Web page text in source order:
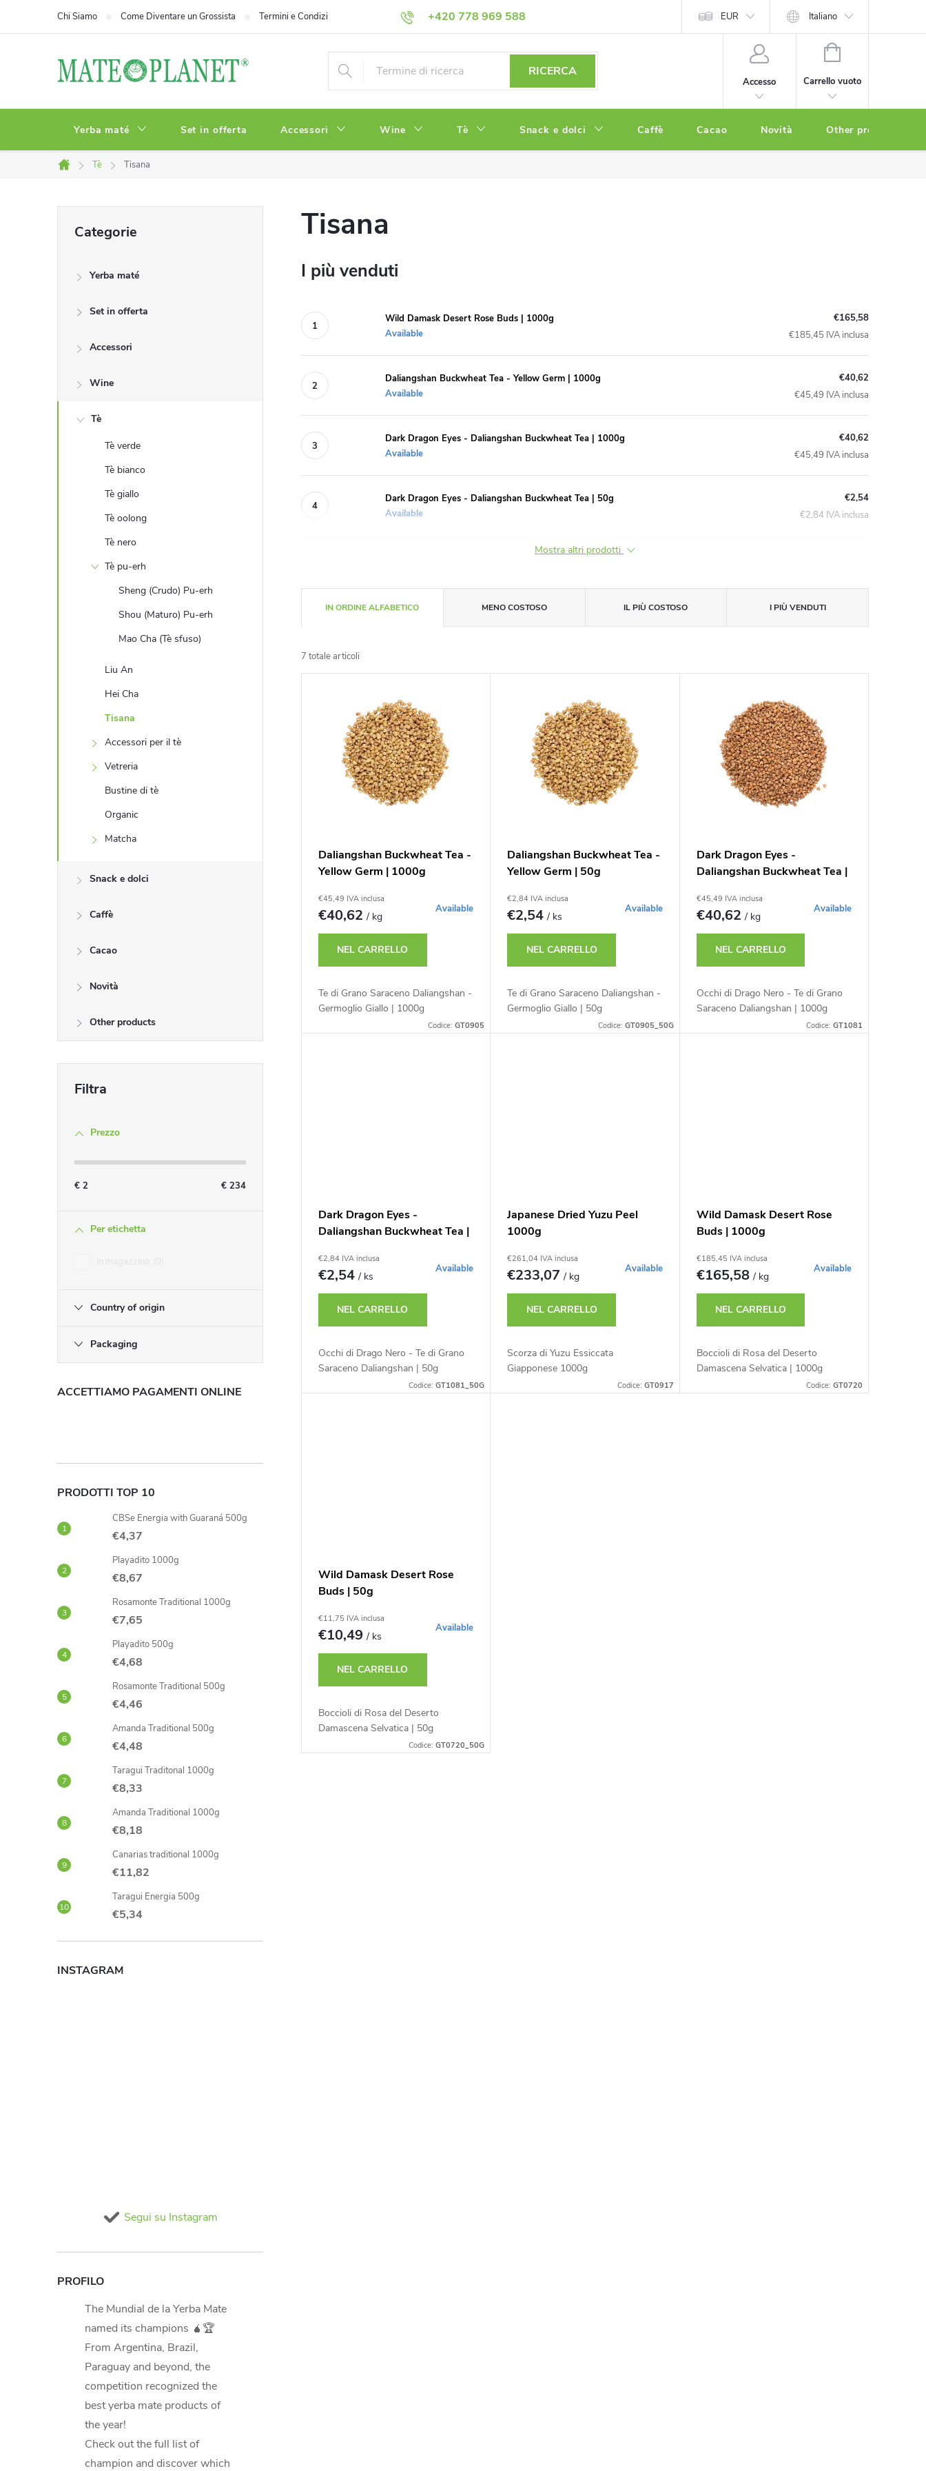
+420 778 969 588
Chi Siamo Come Diventare un Grossista Termini e Condizioni Informativa sulla Privacy EUR Italiano
RICERCA
Accesso
CARRELLO
SPESA
Carrello vuoto
Yerba maté Set in offerta Accessori Wine Tè Snack e dolci Caffè Cacao Novità Other products
Casa
Tè Tisana
l
Categorie
Yerba maté
Set in offerta
Accessori
Wine
Tè
Tè verde
Tè bianco
Tè giallo
Tè oolong
Tè nero
Tè pu-erh
Sheng (Crudo) Pu-erh
Shou (Maturo) Pu-erh
Mao Cha (Tè sfuso)
Liu An
Hei Cha
Tisana
Accessori per il tè
Vetreria
Bustine di tè
Organic
Matcha
Snack e dolci
Caffè
Cacao
Novità
Other products
Prezzo
€ 2 € 234
Per etichetta
Country of origin
Packaging
ACCETTIAMO PAGAMENTI ONLINE
PRODOTTI TOP 10
CBSe Energia with Guaraná 500g
€4,37
Playadito 1000g
€8,67
Rosamonte Traditional 1000g
€7,65
Playadito 500g
€4,68
Rosamonte Traditional 500g
€4,46
Amanda Traditional 500g
€4,48
Taragui Traditonal 1000g
€8,33
Amanda Traditional 1000g
€8,18
Canarias traditional 1000g
€11,82
Taragui Energia 500g
€5,34
INSTAGRAM
Segui su Instagram
PROFILO
The Mundial de la Yerba Mate
named its champions 🧉🏆
From Argentina, Brazil,
Paraguay and beyond, the
competition recognized the
best yerba mate products of
the year!
Check out the full list of
champion and discover which
Tisana
I più venduti
Wild Damask Desert Rose Buds | 1000g
Available
€165,58
€185,45 IVA inclusa
Daliangshan Buckwheat Tea - Yellow Germ | 1000g
Available
€40,62
€45,49 IVA inclusa
Dark Dragon Eyes - Daliangshan Buckwheat Tea | 1000g
Available
€40,62
€45,49 IVA inclusa
Dark Dragon Eyes - Daliangshan Buckwheat Tea | 50g
Available
€2,54
€2,84 IVA inclusa
Mostra altri prodotti
r
d
IN ORDINE ALFABETICO MENO COSTOSO IL PIÙ COSTOSO I PIÙ VENDUTI
7 totale articoli
r
Daliangshan Buckwheat Tea -
Yellow Germ | 1000g
€45,49 IVA inclusa
€40,62/ kg
Available
NEL CARRELLO
Te di Grano Saraceno Daliangshan -
Germoglio Giallo | 1000g
Codice:GT0905
Daliangshan Buckwheat Tea -
Yellow Germ | 50g
€2,84 IVA inclusa
€2,54/ ks
Available
NEL CARRELLO
Te di Grano Saraceno Daliangshan -
Germoglio Giallo | 50g
Codice: GT0905_50G
Dark Dragon Eyes -
Daliangshan Buckwheat Tea |
€45,49 IVA inclusa
€40,62/ kg
Available
NEL CARRELLO
Occhi di Drago Nero - Te di Grano
Saraceno Daliangshan | 1000g
Codice: GT1081
Dark Dragon Eyes -
Daliangshan Buckwheat Tea |
€2,84 IVA inclusa
€2,54/ ks
Available
NEL CARRELLO
Occhi di Drago Nero - Te di Grano
Saraceno Daliangshan | 50g
Codice:GT1081_50G
Japanese Dried Yuzu Peel
1000g
€261,04 IVA inclusa
€233,07/ kg
Available
NEL CARRELLO
Scorza di Yuzu Essiccata
Giapponese 1000g
Codice: GT0917
Wild Damask Desert Rose
Buds | 1000g
€185,45 IVA inclusa
€165,58/ kg
Available
NEL CARRELLO
Boccioli di Rosa del Deserto
Damascena Selvatica | 1000g
Codice: GT0720
Wild Damask Desert Rose
Buds | 50g
€11,75 IVA inclusa
€10,49/ ks
Available
NEL CARRELLO
Boccioli di Rosa del Deserto
Damascena Selvatica | 50g
Codice:GT0720_50G